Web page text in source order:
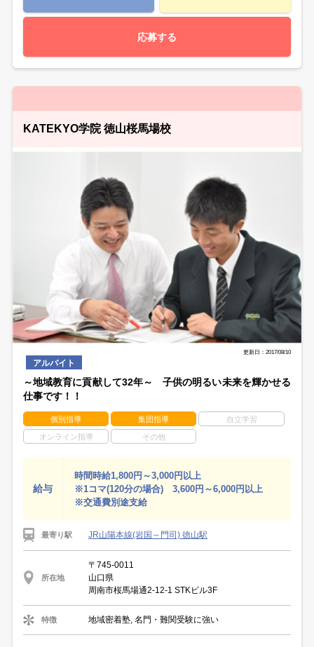
応募する
KATEKYO学院 徳山桜馬場校
更新日：2017/08/10
アルバイト
～地域教育に貢献して32年～ 子供の明るい未来を輝かせる
仕事です！！
個別指導 集団指導 自立学習
オンライン指導 その他
給与
時間時給1,800円～3,000円以上
※1コマ(120分の場合) 3,600円～6,000円以上
※交通費別途支給
最寄り駅 JR山陽本線(岩国～門司) 徳山駅
所在地
〒745-0011
山口県
周南市桜馬場通2-12-1 STKビル3F
特徴 地域密着塾, 名門・難関受験に強い